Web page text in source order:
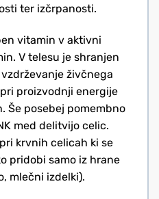
ter izčrpanosti.
vitamin v aktivni
V telesu je shranjen
živčnega
proizvodnji energije
Še posebej pomembno
med delitvijo celic.
krvnih celicah ki se
pridobi samo iz hrane
mlečni izdelki).